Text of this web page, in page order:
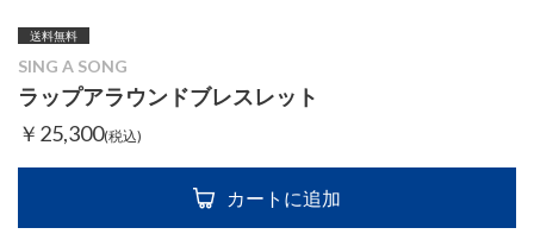
送料無料
SING A SONG
ラップアラウンドブレスレット
￥25,300(税込)
カートに追加